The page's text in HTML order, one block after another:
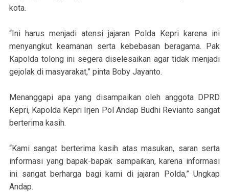
kota.
“Ini harus menjadi atensi jajaran Polda Kepri karena ini
menyangkut keamanan serta kebebasan beragama. Pak
Kapolda tolong ini segera diselesaikan agar tidak menjadi
gejolak di masyarakat,” pinta Boby Jayanto.
Menanggapi apa yang disampaikan oleh anggota DPRD
Kepri, Kapolda Kepri Irjen Pol Andap Budhi Revianto sangat
berterima kasih.
“Kami sangat berterima kasih atas masukan, saran serta
informasi yang bapak-bapak sampaikan, karena informasi
ini sangat berharga bagi kami di jajaran Polda,” Ungkap
Andap.